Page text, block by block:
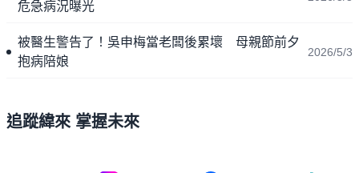
危急病況曝光
被醫生警告了！吳申梅當老闆後累壞 母親節前夕
抱病陪娘
2026/5/3
追蹤緯來 掌握未來